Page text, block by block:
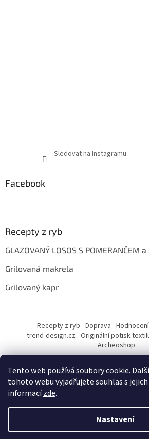
Tento web používá soubory cookie.
tohoto webu vyjadřujete souhlas s jejich
informacízde.
Nastavení
Sledovat na Instagramu
Facebook
Recepty z ryb
GLAZOVANÝ LOSOS S POMERANČEM
Grilovaná makrela
Grilovaný kapr
Recepty z ryb Doprava
trend-design.cz - Originální potisk
Archeoshop
Vytvořil Shoptet